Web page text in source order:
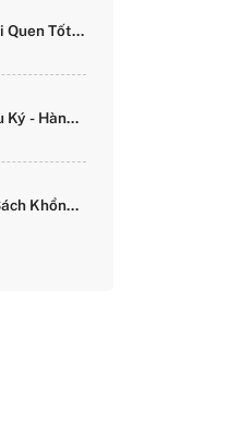
Quen Tốt -
Ký - Hành
Việt
Khổng
Bản)